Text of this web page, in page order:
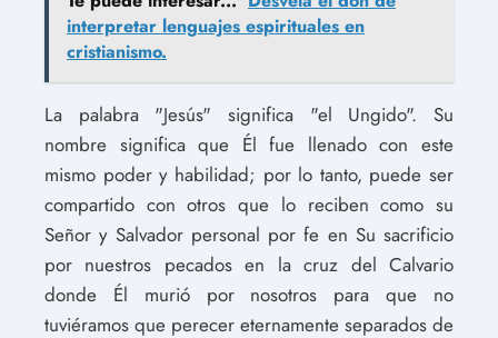
interpretar lenguajes espirituales en
cristianismo.
La palabra "Jesús" significa "el Ungido". Su
nombre significa que Él fue llenado con este
mismo poder y habilidad; por lo tanto, puede ser
compartido con otros que lo reciben como su
Señor y Salvador personal por fe en Su sacrificio
por nuestros pecados en la cruz del Calvario
donde Él murió por nosotros para que no
tuviéramos que perecer eternamente separados de